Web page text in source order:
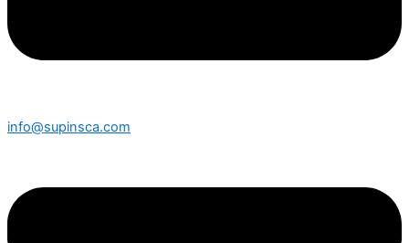
info@supinsca.com